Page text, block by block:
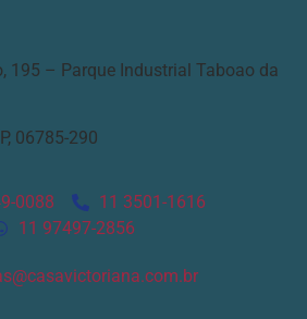
195 – Parque Industrial Taboao da
06785-290
0088
11 3501-1616
11 97497-2856